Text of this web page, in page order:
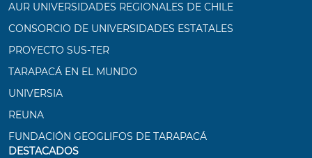
AUR UNIVERSIDADES REGIONALES DE CHILE
CONSORCIO DE UNIVERSIDADES ESTATALES
PROYECTO SUS-TER
TARAPACÁ EN EL MUNDO
UNIVERSIA
REUNA
FUNDACIÓN GEOGLIFOS DE TARAPACÁ
DESTACADOS